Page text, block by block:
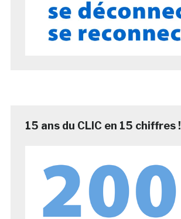
15 ans du CLIC en 15 chiffres !